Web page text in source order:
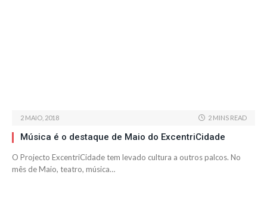
2 MAIO, 2018 2 MINS READ
Música é o destaque de Maio do ExcentriCidade
O Projecto ExcentriCidade tem levado cultura a outros palcos. No
mês de Maio, teatro, música…